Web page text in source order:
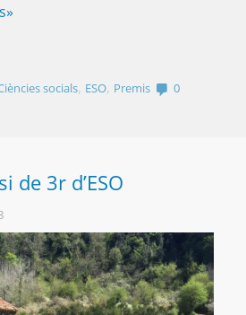
socials, ESO, Premis 0
de 3r d’ESO